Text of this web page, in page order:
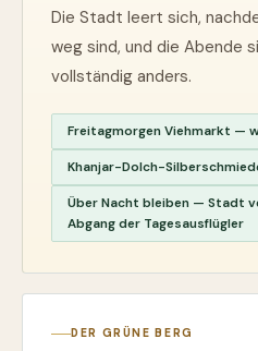
Die Stadt leert sich,
weg sind, und die Abende
vollständig anders.
Freitagmorgen Viehmarkt —
Khanjar-Dolch-
Über Nacht bleiben — Stadt
Abgang der Tagesausflügler
DER GRÜNE BERG